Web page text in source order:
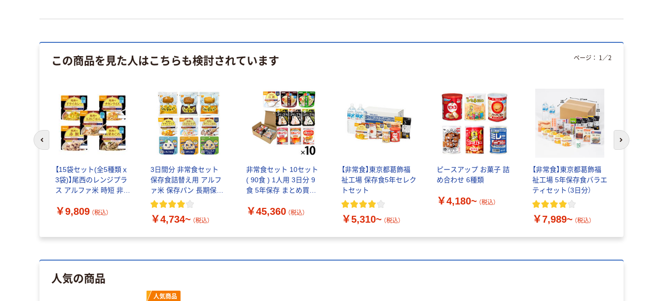
この商品を見た人はこちらも検討されています
【15袋セット(全5種類ｘ
3袋)】尾西のレンジプラ
ス アルファ米 時短 非常
キャンプ アルファー米
￥9,809 （税込）
3日間分 非常食セット
保存食詰替え用 アルフ
ァ米 保存パン 長期保存
防災グッズ 災害備蓄
￥4,734~ （税込）
非常食セット 10セット
( 90食 ) 1人用 3日分 9
食 5年保存 まとめ買い
品 ご飯 お米
￥45,360 （税込）
【非常食】東京都葛飾福
祉工場 保存食5年セレク
トセット
￥5,310~ （税込）
ピースアップ お菓子 詰
め合わせ 6種類
￥4,180~ （税込）
【非常食】東京都葛飾福
祉工場 5年保存食バラエ
ティセット（3日分）
￥7,989~ （税込）
ページ： 1 ／2
前のスライドへ 次のスライド
人気の商品
人気商品